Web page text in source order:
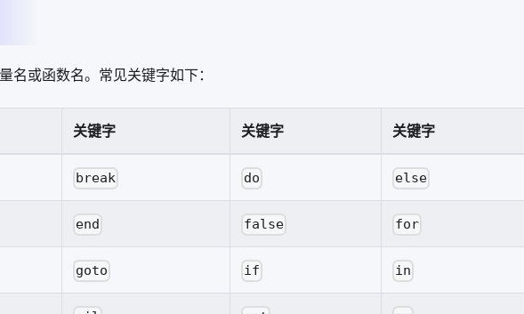
名或函数名。常见关键字如下：
关键字 关键字 关键字
break do else
end false for
goto if in